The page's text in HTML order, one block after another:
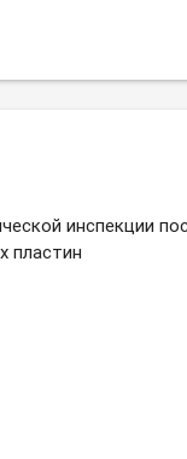
инспекции
пластин